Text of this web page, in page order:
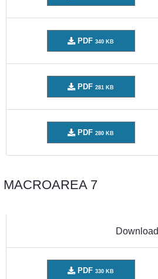
PDF 340 KB
PDF 281 KB
PDF 280 KB
MACROAREA 7
Download
PDF 330 KB